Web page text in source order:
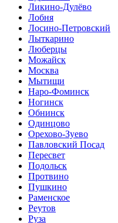
Ликино-Дулёво
Лобня
Лосино-Петровский
Лыткарино
Люберцы
Можайск
Москва
Мытищи
Наро-Фоминск
Ногинск
Обнинск
Одинцово
Орехово-Зуево
Павловский Посад
Пересвет
Подольск
Протвино
Пушкино
Раменское
Реутов
Руза